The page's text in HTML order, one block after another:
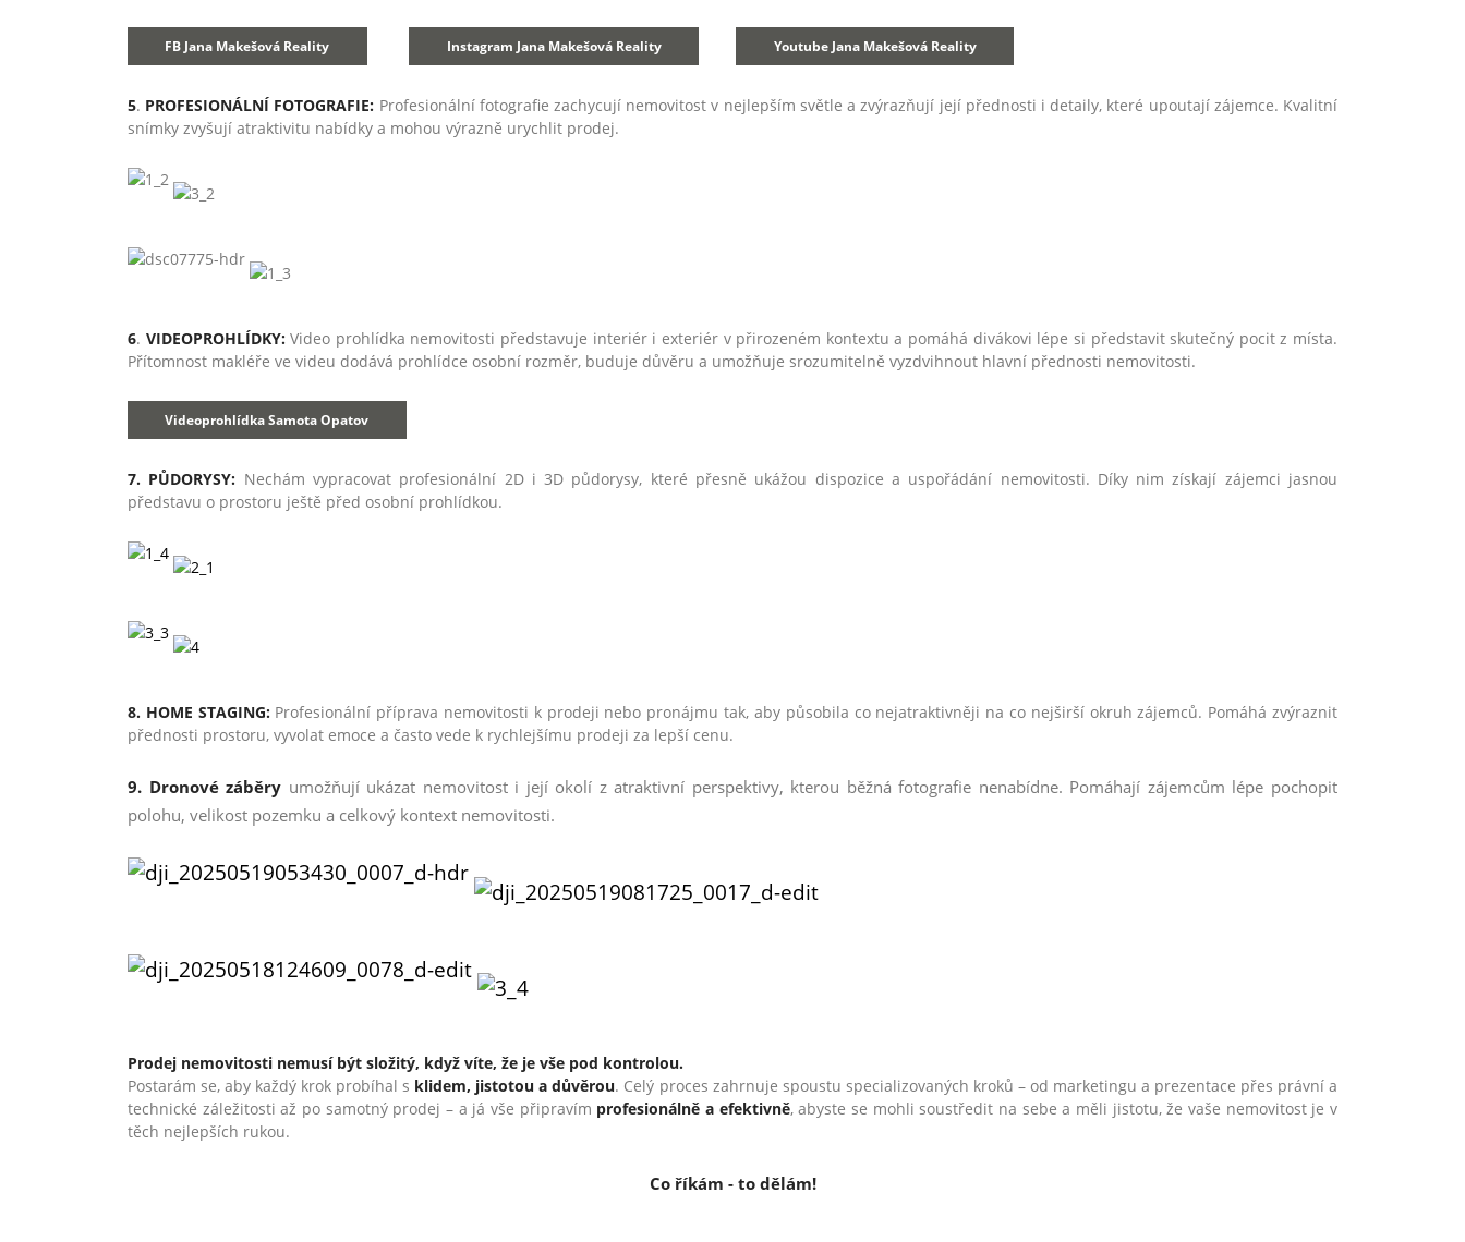
FB Jana Makešová Reality Instagram Jana Makešová Reality Youtube Jana Makešová Reality
5. PROFESIONÁLNÍ FOTOGRAFIE: Profesionální fotografie zachycují nemovitost v nejlepším světle a zvýrazňují její přednosti i detaily, které upoutají zájemce. Kvalitní
snímky zvyšují atraktivitu nabídky a mohou výrazně urychlit prodej.
6. VIDEOPROHLÍDKY:Video prohlídka nemovitosti představuje interiér i exteriér v přirozeném kontextu a pomáhá divákovi lépe si představit skutečný pocit z místa.
Přítomnost makléře ve videu dodává prohlídce osobní rozměr, buduje důvěru a umožňuje srozumitelně vyzdvihnout hlavní přednosti nemovitosti.
Videoprohlídka Samota Opatov
7. PŮDORYSY: Nechám vypracovat profesionální 2D i 3D půdorysy, které přesně ukážou dispozice a uspořádání nemovitosti. Díky nim získají zájemci jasnou
představu o prostoru ještě před osobní prohlídkou.
8. HOME STAGING: Profesionální příprava nemovitosti k prodeji nebo pronájmu tak, aby působila co nejatraktivněji na co nejširší okruh zájemců. Pomáhá zvýraznit
přednosti prostoru, vyvolat emoce a často vede k rychlejšímu prodeji za lepší cenu.
9. Dronové záběry umožňují ukázat nemovitost i její okolí z atraktivní perspektivy, kterou běžná fotografie nenabídne. Pomáhají zájemcům lépe pochopit
polohu, velikost pozemku a celkový kontext nemovitosti.
Prodej nemovitosti nemusí být složitý, když víte, že je vše pod kontrolou.
Postarám se, aby každý krok probíhal s klidem, jistotou a důvěrou. Celý proces zahrnuje spoustu specializovaných kroků – od marketingu a prezentace přes právní a
technické záležitosti až po samotný prodej – a já vše připravím profesionálně a efektivně, abyste se mohli soustředit na sebe a měli jistotu, že vaše nemovitost je v
těch nejlepších rukou.
Co říkám - to dělám!